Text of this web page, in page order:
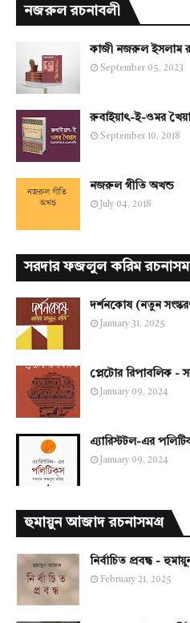
নজরুল রচনাবলী
কাজী নজরুল ইসলাম
September 05, 2023
রুবাইয়াৎ-ই-ওমর
September 10, 2018
নজরুল গীতি অখন্ড
July 04, 2018
সরদার ফজলুল করিম
দর্শনকোষ (নতুন
January 31, 2025
প্লেটোর রিপাবলিক -
January 09, 2024
এ্যারিস্টটল-এর
January 09, 2024
হুমায়ুন আজাদ রচনাসমগ্র
নির্বাচিত প্রবন্ধ -
February 21, 2025